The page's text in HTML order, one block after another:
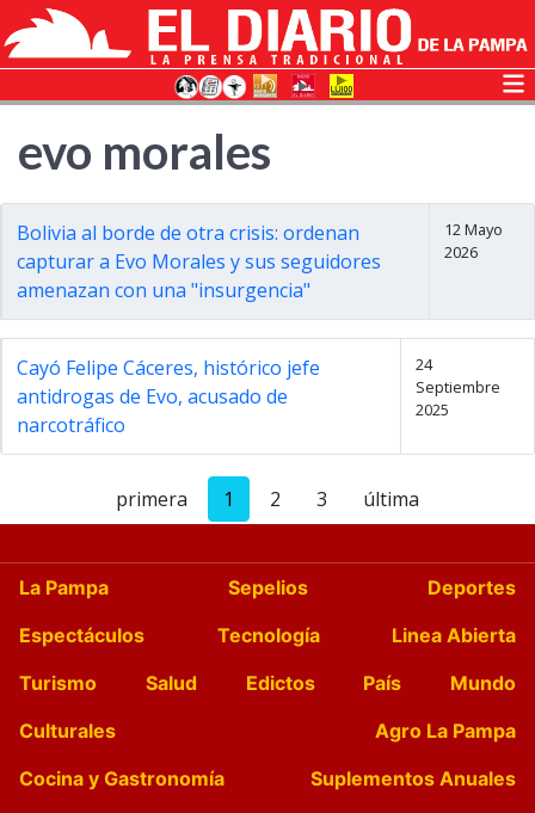
evo morales
Bolivia al borde de otra crisis: ordenan
capturar a Evo Morales y sus seguidores
amenazan con una "insurgencia"
12 Mayo
2026
Cayó Felipe Cáceres, histórico jefe
antidrogas de Evo, acusado de
narcotráfico
24
Septiembre
2025
primera 1 2 3 última
La Pampa Sepelios
Deportes
Espectáculos
Tecnología
Linea Abierta
Turismo
Salud Edictos País
Mundo
Culturales
Agro La Pampa
Cocina y Gastronomía
Suplementos Anuales